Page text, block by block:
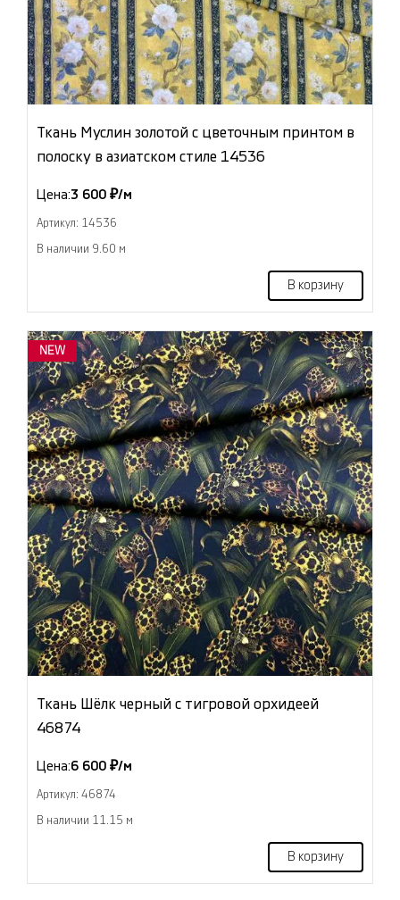
Ткань Муслин золотой с цветочным принтом в
полоску в азиатском стиле 14536
Цена:3 600 ₽/м
Артикул: 14536
В наличии 9.60 м
В корзину
NEW
Ткань Шёлк черный с тигровой орхидеей
46874
Цена:6 600 ₽/м
Артикул: 46874
В наличии 11.15 м
В корзину